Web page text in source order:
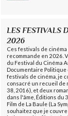
LES FESTIVALS
2026
Ces festivals de
recommande en 2026.
du Festival du Cinéma
Documentaire Politique
festivals de cinéma, je
consacré un recueil de
38, 2016), et deux
dans l'âme, Éditions du
Film de La Baule (La
souhaitez que je